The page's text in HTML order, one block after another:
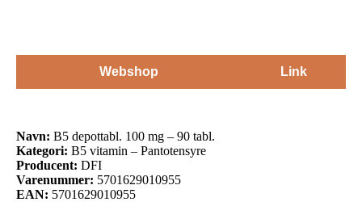
Webshop Link
Navn: B5 depottabl. 100 mg – 90 tabl.
Kategori: B5 vitamin – Pantotensyre
Producent: DFI
Varenummer: 5701629010955
EAN: 5701629010955